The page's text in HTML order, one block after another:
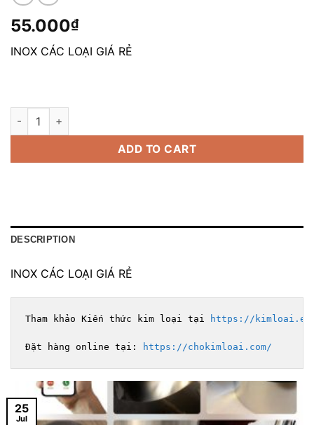
55.000₫
INOX CÁC LOẠI GIÁ RẺ
Inox Các Loại Giá Rẻ quantity
ADD TO CART
DESCRIPTION
INOX CÁC LOẠI GIÁ RẺ
Tham khảo Kiến thức kim loại tại https://
Đặt hàng online tại: https://chokimloai.com/
25
Jul